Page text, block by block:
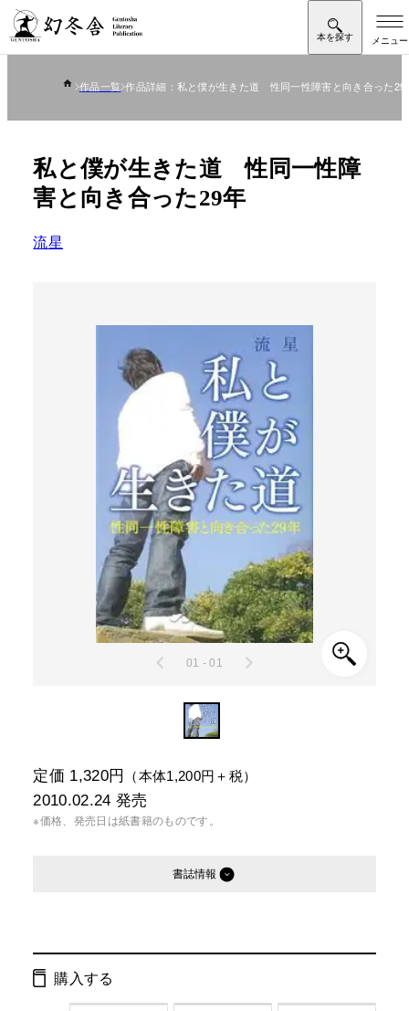
作品一覧 作品詳細：私と僕が生きた道 性同一性障害と向き合った29
私と僕が生きた道 性同一性障
害と向き合った29年
流星
01 - 01
定価 1,320円 （本体1,200円＋税）
2010.02.24 発売
※価格、発売日は紙書籍のものです。
書誌情報
ISBN： 9784344017863
購入する